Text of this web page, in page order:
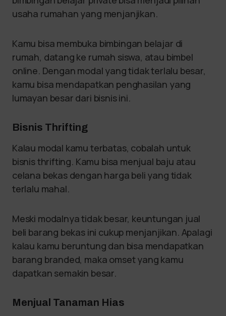
usaha rumahan yang menjanjikan.
Kamu bisa membuka bimbingan belajar di
rumah, datang ke rumah siswa, atau bimbel
online. Dengan modal yang tidak terlalu besar,
kamu bisa mendapatkan penghasilan yang
lumayan besar dari bisnis ini.
Bisnis Thrifting
Kalau modal kamu terbatas, cobalah untuk
bisnis thrifting. Kamu bisa menjual baju atau
celana bekas dengan harga beli yang tidak
terlalu mahal.
Meski modalnya tidak besar, keuntungan jual
beli barang bekas ini cukup menjanjikan. Apalagi
kalau kamu beruntung dan bisa mendapatkan
barang branded, maka omset yang kamu
dapatkan semakin besar.
Menjual Tanaman Hias